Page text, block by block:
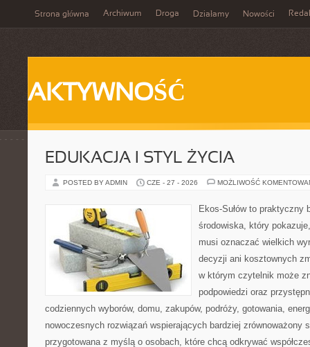
Strona główna Archiwum Droga Działamy Nowości
AKTYWNOŚĆ
EDUKACJA I STYL ŻYCIA
POSTED BY ADMIN CZE - 27 - 2026 MOŻLIWOŚĆ
Ekos-Sułów to praktyczny
środowiska, który
musi oznaczać wielkich
decyzji ani kosztownych
w którym czytelnik może
podpowiedzi oraz
codziennych wyborów, domu, zakupów, podróży, gotowania,
nowoczesnych rozwiązań wspierających bardziej zrównoważony
przygotowana z myślą o osobach, które chcą odkrywać